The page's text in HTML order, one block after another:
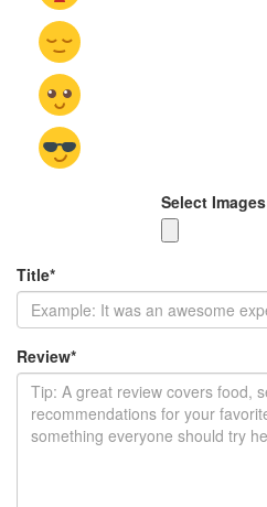
Select Images
Title*
Review*